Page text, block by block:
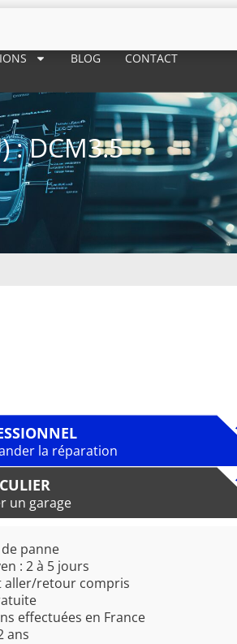
BLOG CONTACT
: DCM3.5
la réparation
un garage
panne
: 2 à 5 jours
aller/retour compris
effectuées en France
ans